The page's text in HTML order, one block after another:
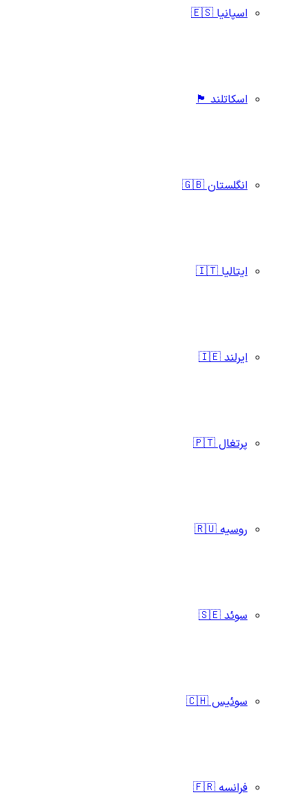
اسپانیا 🇪🇸
اسکاتلند 🏴󠁧󠁢󠁳󠁣󠁴󠁿
انگلستان 🇬🇧
ایتالیا 🇮🇹
ایرلند 🇮🇪
پرتغال 🇵🇹
روسیه 🇷🇺
سوئد 🇸🇪
سوئیس 🇨🇭
فرانسه 🇫🇷